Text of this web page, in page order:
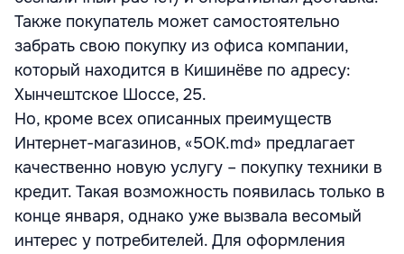
Также покупатель может самостоятельно
забрать свою покупку из офиса компании,
который находится в Кишинёве по адресу:
Хынчештское Шоссе, 25.
Но, кроме всех описанных преимуществ
Интернет-магазинов, «5OK.md» предлагает
качественно новую услугу – покупку техники в
кредит. Такая возможность появилась только в
конце января, однако уже вызвала весомый
интерес у потребителей. Для оформления